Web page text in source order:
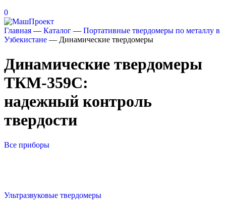
0
Главная — Каталог — Портативные твердомеры по металлу в
Узбекистане — Динамические твердомеры
Динамические твердомеры
ТКМ-359С:
надежный контроль
твердости
Все приборы
Ультразвуковые твердомеры